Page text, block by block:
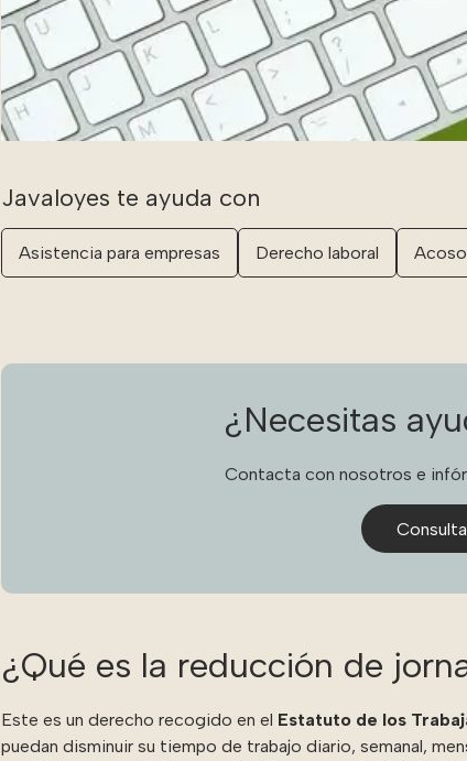
Asistencia para empresas Derecho laboral
¿Necesitas
Contacta con nosotros e
¿Qué es la reducción de
Este es un derecho recogido en el Estatuto de los
puedan disminuir su tiempo de trabajo diario, semanal,